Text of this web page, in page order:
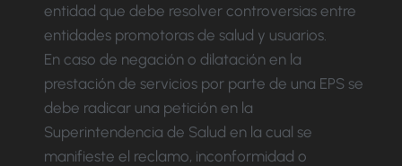
entidad que debe resolver controversias entre
entidades promotoras de salud y usuarios.
En caso de negación o dilatación en la
prestación de servicios por parte de una EPS se
debe radicar una petición en la
Superintendencia de Salud en la cual se
manifieste el reclamo, inconformidad o